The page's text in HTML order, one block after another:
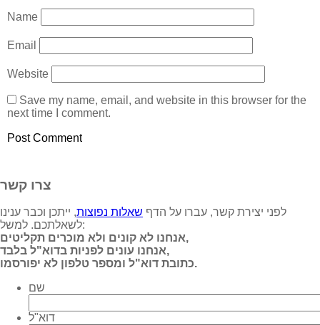
Name
Email
Website
Save my name, email, and website in this browser for the
next time I comment.
צרו קשר
לפני יצירת קשר, עברו על הדף שאלות נפוצות, ייתכן וכבר ענינו
לשאלתכם. למשל:
אנחנו לא קונים ולא מוכרים תקליטים,
אנחנו עונים לפניות בדוא"ל בלבד,
כתובת דוא"ל ומספר טלפון לא יפורסמו.
שם
דוא"ל